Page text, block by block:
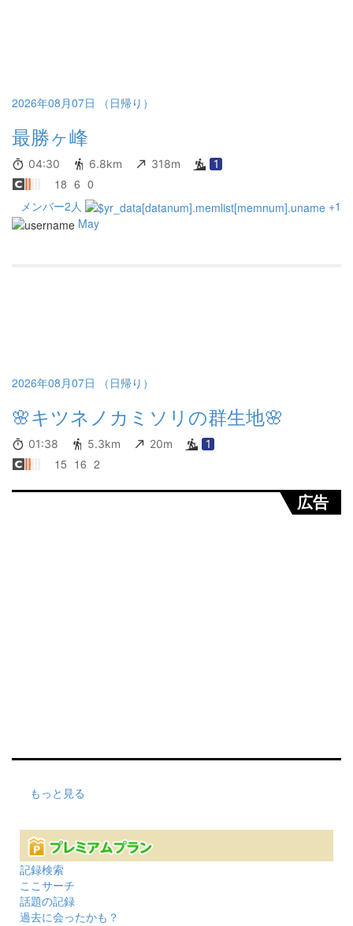
2026年08月07日 （日帰り）
最勝ヶ峰
04:30 6.8km 318m 1
18 6 0
メンバー2人
+1
May
2026年08月07日 （日帰り）
🌸キツネノカミソリの群生地🌸
01:38 5.3km 20m 1
15 16 2
広告
もっと見る
記録検索
ここサーチ
話題の記録
過去に会ったかも？